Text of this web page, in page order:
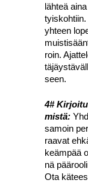
läh­teä
yhteen
roin.
seen.
4#
mis­tä:
samoin
raa­vat
keäm­pää
nä
Ota